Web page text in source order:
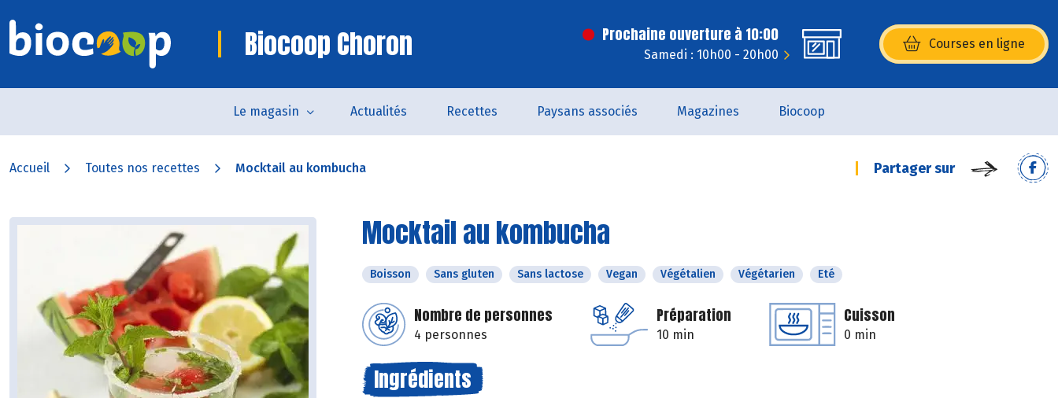
Biocoop Choron Prochaine ouverture à 10:00
Samedi : 10h00 - 20h00
Courses en ligne
(s’ouvre dans une nouvelle
Le magasin Actualités Recettes Paysans associés Magazines Biocoop
Accueil Toutes nos recettes Mocktail au kombucha Partager sur
Mocktail au kombucha
Boisson Sans gluten Sans lactose Vegan Végétalien Végétarien Eté
Nombre de personnes
4 personnes
Préparation
10 min
Cuisson
0 min
Ingrédients